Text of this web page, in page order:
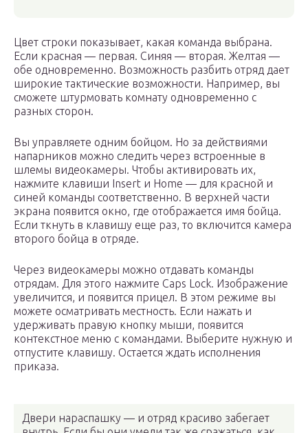
Цвет строки показывает, какая команда выбрана.
Если красная — первая. Синяя — вторая. Желтая —
обе одновременно. Возможность разбить отряд дает
широкие тактические возможности. Например, вы
сможете штурмовать комнату одновременно с
разных сторон.
Вы управляете одним бойцом. Но за действиями
напарников можно следить через встроенные в
шлемы видеокамеры. Чтобы активировать их,
нажмите клавиши Insert и Home — для красной и
синей команды соответственно. В верхней части
экрана появится окно, где отображается имя бойца.
Если ткнуть в клавишу еще раз, то включится камера
второго бойца в отряде.
Через видеокамеры можно отдавать команды
отрядам. Для этого нажмите Caps Lock. Изображение
увеличится, и появится прицел. В этом режиме вы
можете осматривать местность. Если нажать и
удерживать правую кнопку мыши, появится
контекстное меню с командами. Выберите нужную и
отпустите клавишу. Остается ждать исполнения
приказа.
Двери нараспашку — и отряд красиво забегает